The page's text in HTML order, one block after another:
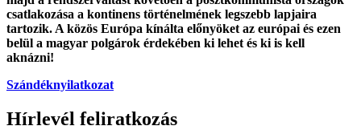
csatlakozása a kontinens történelmének legszebb lapjaira
tartozik. A közös Európa kínálta előnyöket az európai és ezen
belül a magyar polgárok érdekében ki lehet és ki is kell
aknázni!
Szándéknyilatkozat
Hírlevél feliratkozás